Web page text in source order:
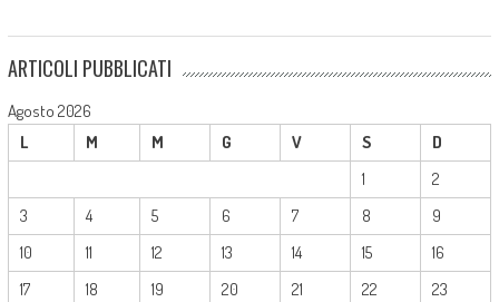
ARTICOLI PUBBLICATI
Agosto 2026
L
M M G V S
D
1
2
3
4 5 6 7 8
9
10
11 12 13 14 15
16
17
18 19 20 21 22
23